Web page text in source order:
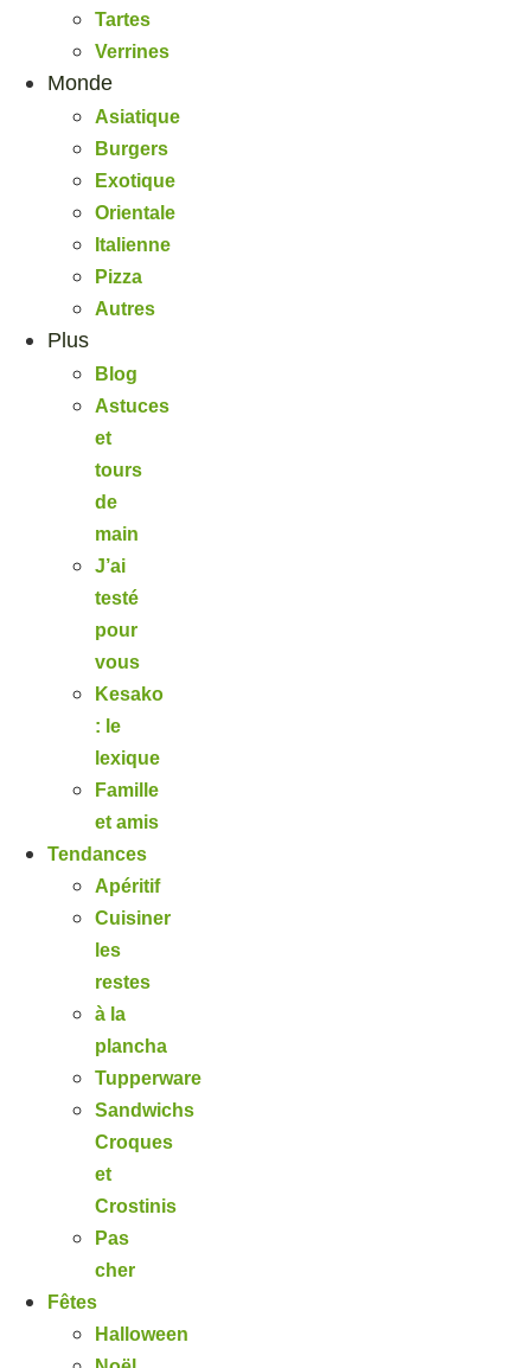
Tartes
Verrines
Monde
Asiatique
Burgers
Exotique
Orientale
Italienne
Pizza
Autres
Plus
Blog
Astuces
et
tours
de
main
J’ai
testé
pour
vous
Kesako
: le
lexique
Famille
et amis
Tendances
Apéritif
Cuisiner
les
restes
à la
plancha
Tupperware
Sandwichs
Croques
et
Crostinis
Pas
cher
Fêtes
Halloween